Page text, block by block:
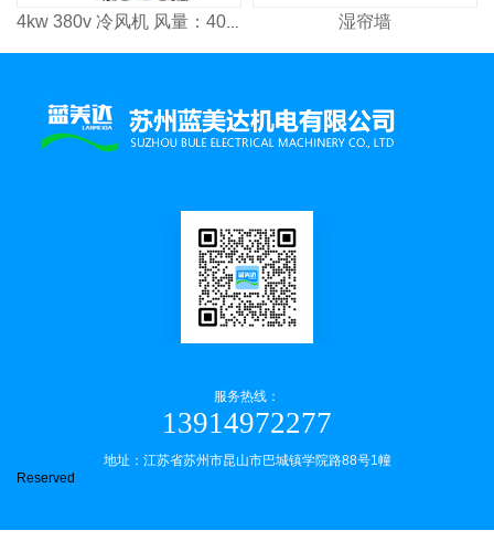
4kw 380v 冷风机 风量：4000³/h 适用面积：2600㎡ 湿帘墙
服务热线：
13914972277
地址：江苏省苏州市昆山市巴城镇学院路88号1幢
Reserved